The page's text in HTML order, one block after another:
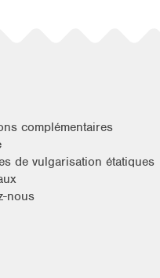
complémentaires
de vulgarisation étatiques
nous